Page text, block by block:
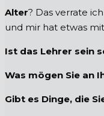
Alter? Das verrate
und mir hat etwas
Ist das Lehrer sein
Was mögen Sie an
Gibt es Dinge, die